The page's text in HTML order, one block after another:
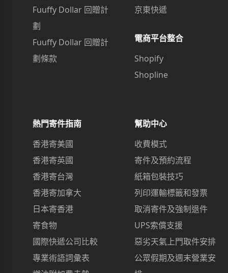
Fuuffy Dollar 回贈計
劃
Fuuffy Dollar 回贈計
劃條款
京東快遞
電商平台整合
Shopify
Shopline
熱門寄件指南
香港寄美國
香港寄英國
香港寄台灣
香港寄加拿大
日本寄香港
寄食物
國際快遞公司比較
專業術語詞彙表
幫助中心
收費模式
寄件及預約流程
紙箱包裝技巧
列印運輸標籤和發票
取消寄件及強制退件
UPS索償支援
惡劣天氣上門取件安排
公眾假期及週末營業安